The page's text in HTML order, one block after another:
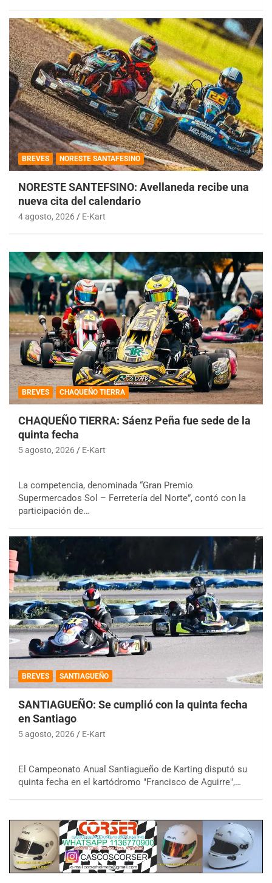
BREVES NORESTE SANTAFESINO
NORESTE SANTEFSINO: Avellaneda recibe una
nueva cita del calendario
4 agosto, 2026 E-Kart
BREVES CHAQUEÑO TIERRA
CHAQUEÑO TIERRA: Sáenz Peña fue sede de la
quinta fecha
5 agosto, 2026 E-Kart
La competencia, denominada “Gran Premio
Supermercados Sol – Ferretería del Norte”, contó con la
participación de…
BREVES SANTIAGUEÑO
SANTIAGUEÑO: Se cumplió con la quinta fecha
en Santiago
5 agosto, 2026 E-Kart
El Campeonato Anual Santiagueño de Karting disputó su
quinta fecha en el kartódromo "Francisco de Aguirre",…